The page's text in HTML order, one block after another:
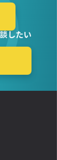
したい